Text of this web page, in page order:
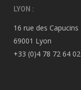
LYON :
16 rue des Capucins
69001 Lyon
+33 (0)4 78 72 64 02